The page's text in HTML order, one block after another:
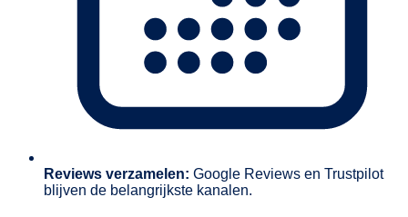
Reviews verzamelen: Google Reviews en Trustpilot
blijven de belangrijkste kanalen.